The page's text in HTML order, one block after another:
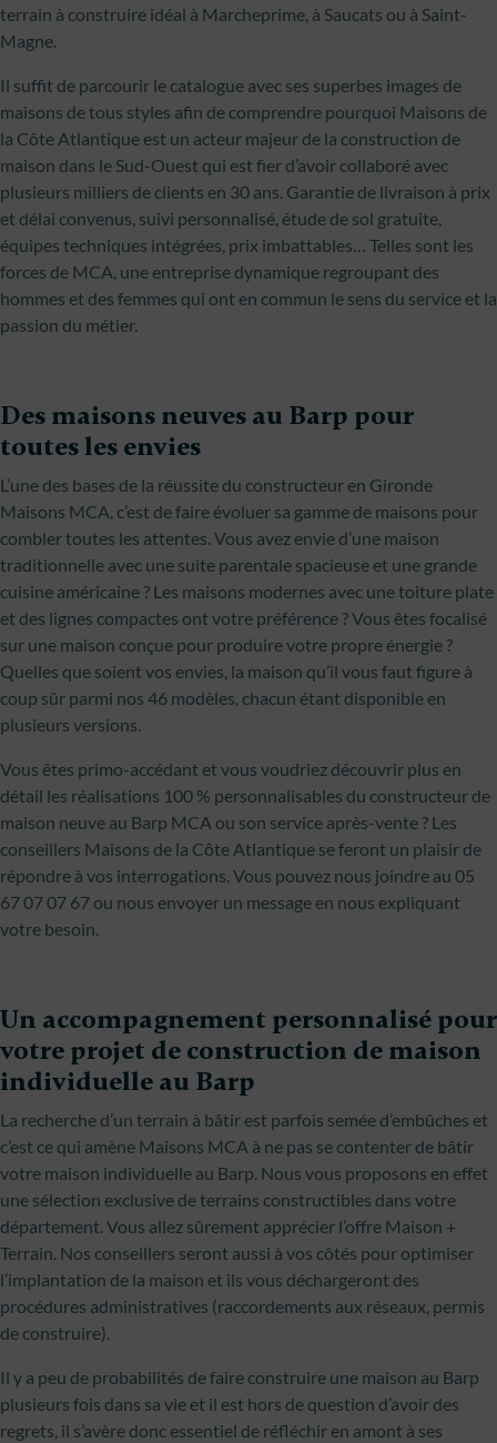
terrain à construire idéal à Marcheprime, à Saucats ou à Saint-
Magne.
Il suffit de parcourir le catalogue avec ses superbes images de
maisons de tous styles afin de comprendre pourquoi Maisons de
la Côte Atlantique est un acteur majeur de la construction de
maison dans le Sud-Ouest qui est fier d’avoir collaboré avec
plusieurs milliers de clients en 30 ans. Garantie de livraison à prix
et délai convenus, suivi personnalisé, étude de sol gratuite,
équipes techniques intégrées, prix imbattables… Telles sont les
forces de MCA, une entreprise dynamique regroupant des
hommes et des femmes qui ont en commun le sens du service et la
passion du métier.
Des maisons neuves au Barp pour
toutes les envies
L’une des bases de la réussite du constructeur en Gironde
Maisons MCA, c’est de faire évoluer sa gamme de maisons pour
combler toutes les attentes. Vous avez envie d’une maison
traditionnelle avec une suite parentale spacieuse et une grande
cuisine américaine ? Les maisons modernes avec une toiture plate
et des lignes compactes ont votre préférence ? Vous êtes focalisé
sur une maison conçue pour produire votre propre énergie ?
Quelles que soient vos envies, la maison qu’il vous faut figure à
coup sûr parmi nos 46 modèles, chacun étant disponible en
plusieurs versions.
Vous êtes primo-accédant et vous voudriez découvrir plus en
détail les réalisations 100 % personnalisables du constructeur de
maison neuve au Barp MCA ou son service après-vente ? Les
conseillers Maisons de la Côte Atlantique se feront un plaisir de
répondre à vos interrogations. Vous pouvez nous joindre au 05
67 07 07 67 ou nous envoyer un message en nous expliquant
votre besoin.
Un accompagnement personnalisé pour
votre projet de construction de maison
individuelle au Barp
La recherche d’un terrain à bâtir est parfois semée d’embûches et
c’est ce qui amène Maisons MCA à ne pas se contenter de bâtir
votre maison individuelle au Barp. Nous vous proposons en effet
une sélection exclusive de terrains constructibles dans votre
département. Vous allez sûrement apprécier l’offre Maison +
Terrain. Nos conseillers seront aussi à vos côtés pour optimiser
l’implantation de la maison et ils vous déchargeront des
procédures administratives (raccordements aux réseaux, permis
de construire).
Il y a peu de probabilités de faire construire une maison au Barp
plusieurs fois dans sa vie et il est hors de question d’avoir des
regrets, il s’avère donc essentiel de réfléchir en amont à ses